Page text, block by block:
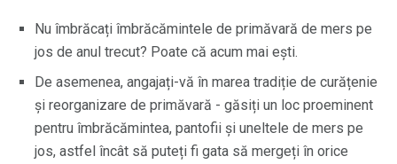
Nu îmbrăcați îmbrăcămintele de primăvară de mers pe
jos de anul trecut? Poate că acum mai ești.
De asemenea, angajați-vă în marea tradiție de curățenie
și reorganizare de primăvară - găsiți un loc proeminent
pentru îmbrăcămintea, pantofii și uneltele de mers pe
jos, astfel încât să puteți fi gata să mergeți în orice